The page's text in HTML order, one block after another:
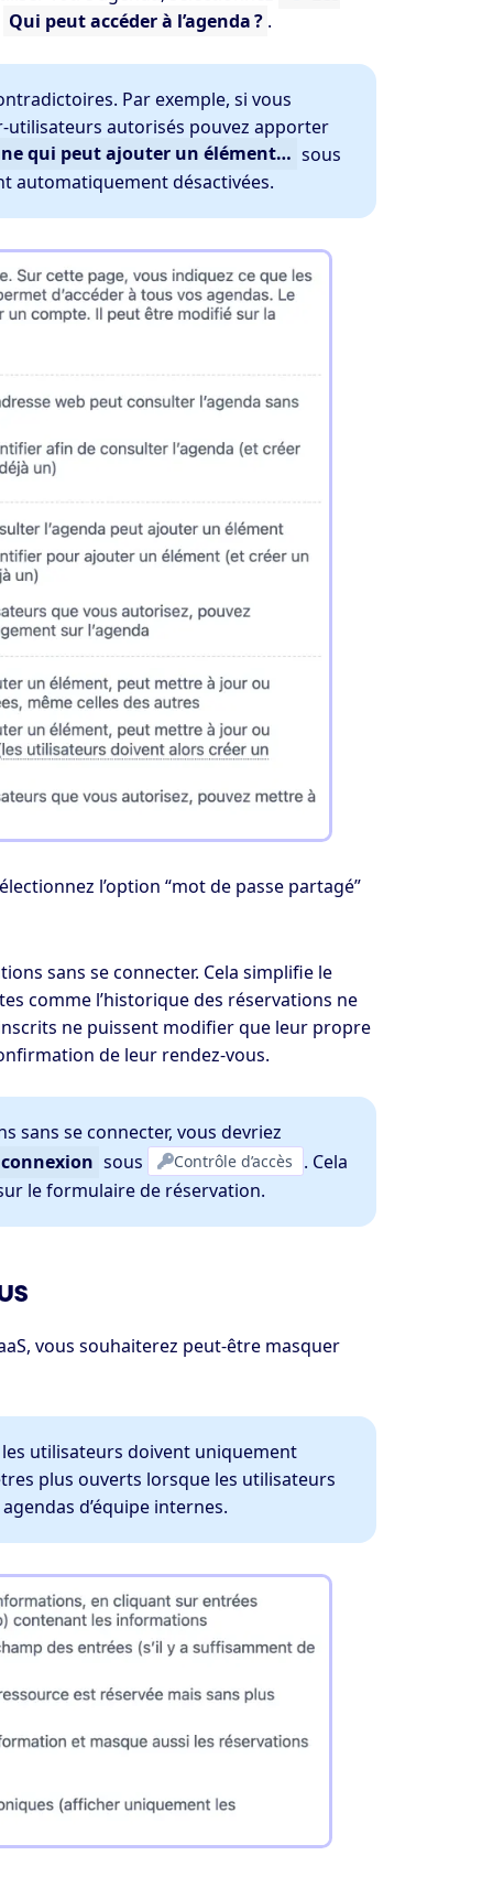
Qui peut accéder à l’agenda ? .
Par exemple, si vous
utilisateurs autorisés pouvez apporter
qui peut ajouter un élément… sous
automatiquement désactivées.
l’option “mot de passe partagé”
sans se connecter. Cela simplifie le
comme l’historique des réservations ne
ne puissent modifier que leur propre
de leur rendez-vous.
sans se connecter, vous devriez
sous Contrôle d’accès
. Cela
le formulaire de réservation.
vous souhaiterez peut-être masquer
utilisateurs doivent uniquement
plus ouverts lorsque les utilisateurs
d’équipe internes.